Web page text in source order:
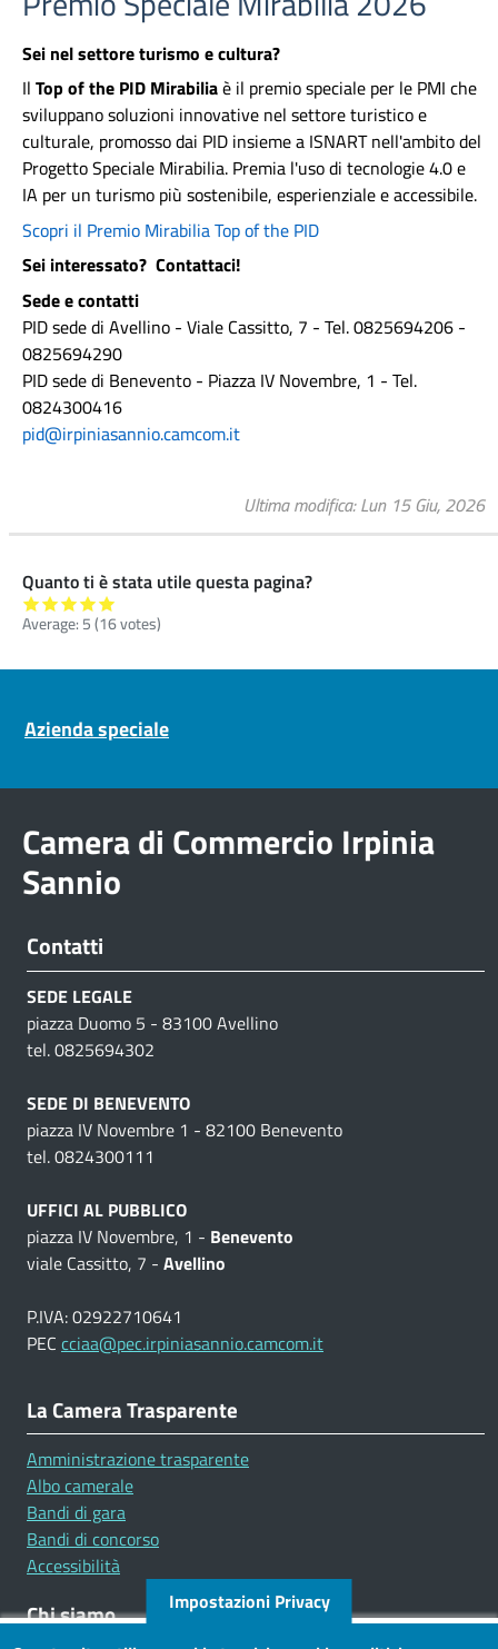
Sei nel settore turismo e cultura?
Il Top of the PID Mirabiliaè il premio speciale per le PMI che
sviluppano soluzioni innovative nel settore turistico e
culturale, promosso dai PID insieme a ISNART nell'ambito del
Progetto Speciale Mirabilia. Premia l'uso di tecnologie 4.0 e
IA per un turismo più sostenibile, esperienziale e accessibile.
Scopri il Premio Mirabilia Top of the PID
Sei interessato? Contattaci!
Sede e contatti
PID sede di Avellino - Viale Cassitto, 7 - Tel. 0825694206 -
0825694290
PID sede di Benevento - Piazza IV Novembre, 1 - Tel.
0824300416
pid@irpiniasannio.camcom.it
Ultima modifica Lun 15 Giu, 2026
Quanto ti è stata utile questa pagina?
Average: 5(16votes)
Azienda speciale
Camera di Commercio Irpinia
Sannio
Contatti
SEDE LEGALE
piazza Duomo 5 - 83100 Avellino
tel. 0825694302
SEDE DI BENEVENTO
piazza IV Novembre 1 - 82100 Benevento
tel. 0824300111
UFFICI AL PUBBLICO
piazza IV Novembre, 1 - Benevento
viale Cassitto, 7 - Avellino
P.IVA: 02922710641
PEC cciaa@pec.irpiniasannio.camcom.it
La Camera Trasparente
Amministrazione trasparente
Albo camerale
Bandi di gara
Bandi di concorso
Accessibilità
Chi siamo
Impostazioni Privacy